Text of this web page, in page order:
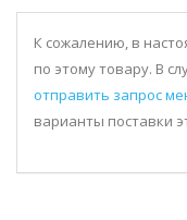
К сожалению, в
по этому товару. В
отправить запрос
варианты поставки